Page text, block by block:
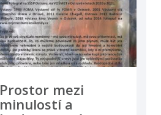
Prostor mezi
minulostí a